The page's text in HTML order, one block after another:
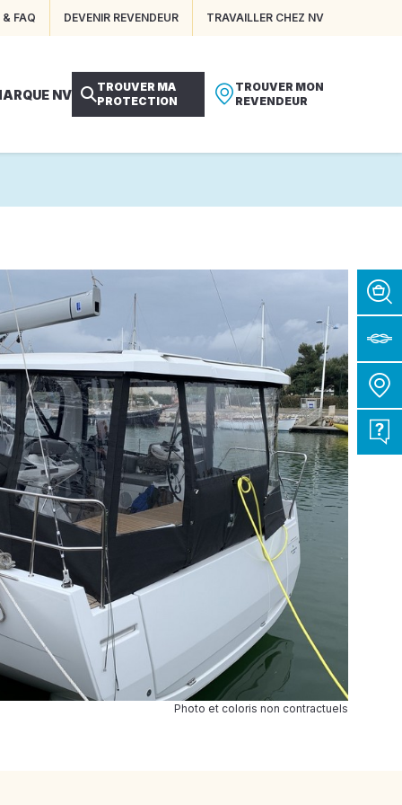
& FAQ DEVENIR REVENDEUR TRAVAILLER CHEZ NV
NV
TROUVER MA
PROTECTION
TROUVER MON
REVENDEUR
Photo et coloris non contractuels